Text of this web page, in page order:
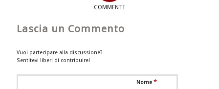
COMMENTI
Lascia un Commento
Vuoi partecipare alla discussione?
Sentitevi liberi di contribuire!
Nome *